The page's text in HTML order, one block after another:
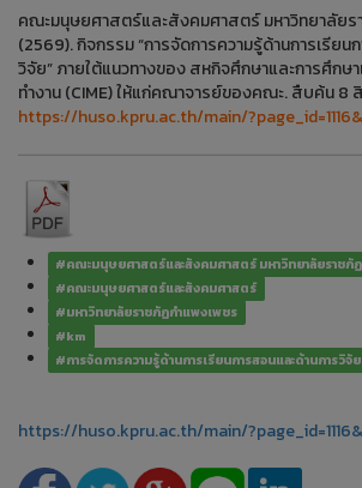
คณะมนุษยศาสตร์และสังคมศาสตร์ มหาวิทยาลัยร
(2569). กิจกรรม “การจัดการความรู้ด้านการเรียน
วิจัย” ภายใต้แนวทางของ สหกิจศึกษาและการศึกษ
ทำงาน (CIME) ให้แก่คณาจารย์ของคณะ. สืบค้น 8
https://huso.kpru.ac.th/main/
#คณะมนุษยศาสตร์และสังคมศาสตร์ มหาวิทยาลัยราชภั
#คณะมนุษยศาสตร์และสังคมศาสตร์
#มหาวิทยาลัยราชภัฏกำแพงเพชร
#km
#การจัดการความรู้ด้านการเรียนการสอนและด้านการวิจัย
https://huso.kpru.ac.th/main/